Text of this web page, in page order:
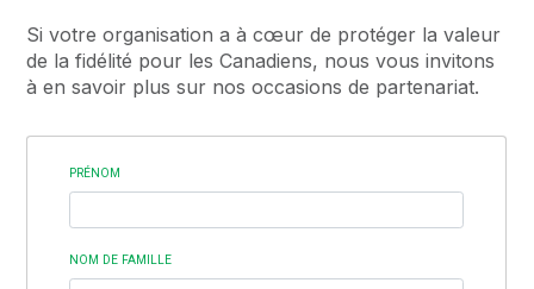
Si votre organisation a à cœur de protéger la valeur
de la fidélité pour les Canadiens, nous vous invitons
à en savoir plus sur nos occasions de partenariat.